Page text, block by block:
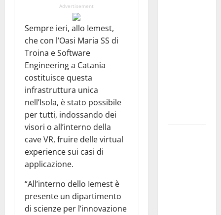
Advertisement
Sempre ieri, allo Iemest,
che con l’Oasi Maria SS di
Troina e Software
Engineering a Catania
costituisce questa
infrastruttura unica
nell’Isola, è stato possibile
per tutti, indossando dei
visori o all’interno della
cave VR, fruire delle virtual
experience sui casi di
applicazione.
“All’interno dello Iemest è
presente un dipartimento
di scienze per l’innovazione